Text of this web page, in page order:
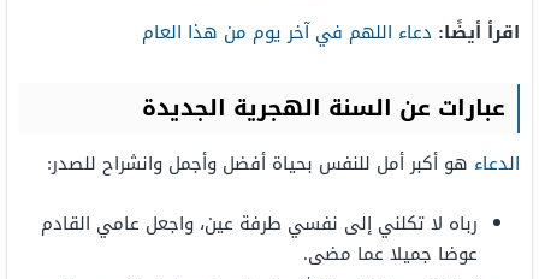
اقرأ أيضًا: دعاء اللهم في آخر يوم من هذا العام
عبارات عن السنة الهجرية الجديدة
الدعاء هو أكبر أمل للنفس بحياة أفضل وأجمل وانشراح للصدر:
رباه لا تكلني إلى نفسي طرفة عين، واجعل عامي القادم
عوضا جميلا عما مضى.